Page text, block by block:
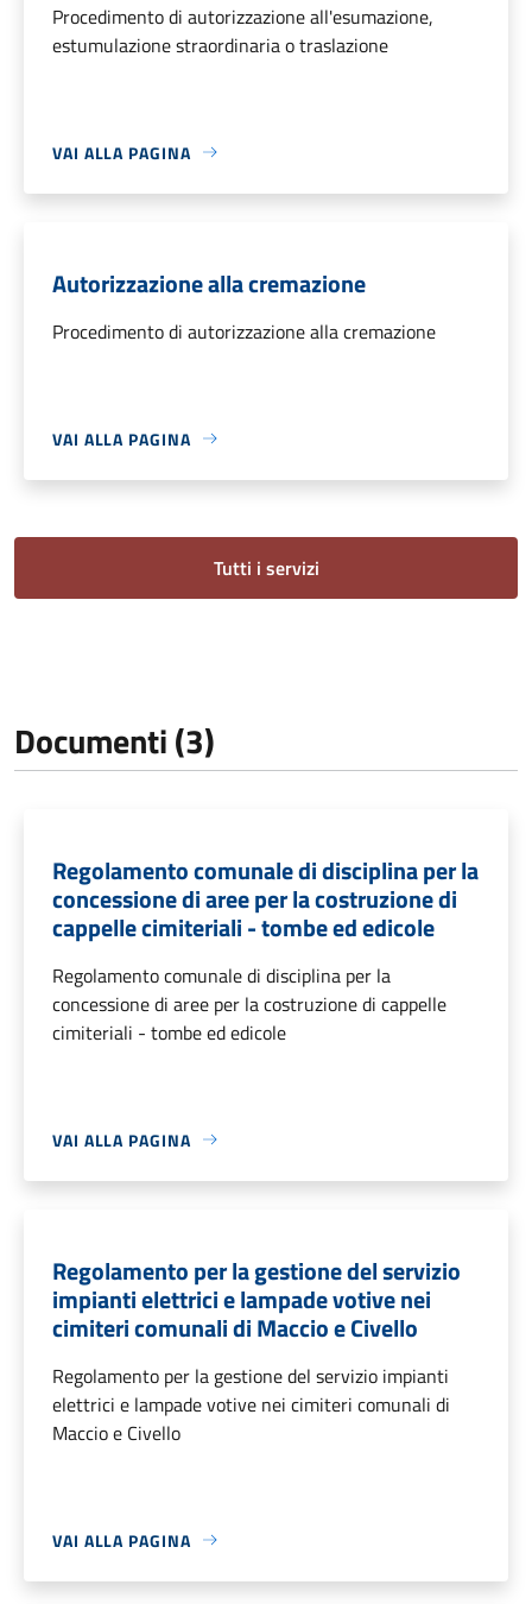
Procedimento di autorizzazione all'esumazione,
estumulazione straordinaria o traslazione
VAI ALLA PAGINA
Autorizzazione alla cremazione
Procedimento di autorizzazione alla cremazione
VAI ALLA PAGINA
Tutti i servizi
Documenti (3)
Regolamento comunale di disciplina per la
concessione di aree per la costruzione di
cappelle cimiteriali - tombe ed edicole
Regolamento comunale di disciplina per la
concessione di aree per la costruzione di cappelle
cimiteriali - tombe ed edicole
VAI ALLA PAGINA
Regolamento per la gestione del servizio
impianti elettrici e lampade votive nei
cimiteri comunali di Maccio e Civello
Regolamento per la gestione del servizio impianti
elettrici e lampade votive nei cimiteri comunali di
Maccio e Civello
VAI ALLA PAGINA